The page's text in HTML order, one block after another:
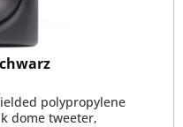
polypropylene
dome tweeter,